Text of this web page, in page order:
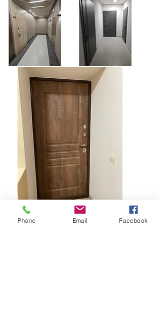
Phone Email Facebook